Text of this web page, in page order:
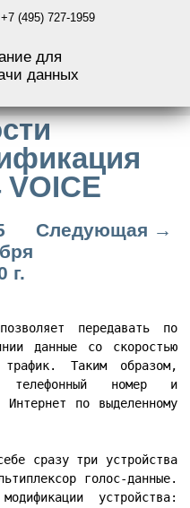
для
данных
+7 (495) 727-1959
VOICE
г.
Следующая →
передавать по
данные со скоростью
Таким образом,
телефонный номер и
по выделенному
сразу три устройства
голос-данные.
устройства: